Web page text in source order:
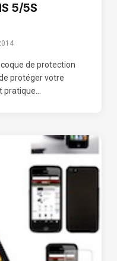
5/5S
de protection
protéger votre
pratique…